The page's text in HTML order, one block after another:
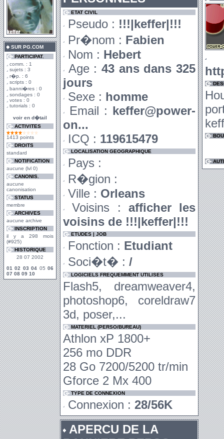
SUR PG.COM
PARTICIPAT.
comm. : 1
sujets : 3
r�p. : 6
scripts : 0
banni�res : 0
sondages : 0
votes : 0
tutorials : 0
voir en d�tail
ACTIVITES
1413 points
DROITS
standard
NOTIFICATION
aucune (lvl 0)
CANONIS.
aucune
canonisation
STATUS
membre
ARCHIVES
aucune archive
INSCRIPTION
il y a 298 mois
(#925)
HISTORIQUE
28 07 2002
01 02 03 04 0506
07 08 09 10
ETAT CIVIL
Pseudo : !!!|keffer|!!!
Pr�nom : Fabien
Nom : Hebert
Age : 43 ans dans 325
jours
Sexe : homme
Email : keffer@power-
on...
ICQ : 119615479
LOCALISATION GEOGRAPHIQUE
Pays :
R�gion :
Ville : Orleans
Voisins : afficher les
voisins de !!!|keffer|!!!
ETUDES | JOB
Fonction : Etudiant
Soci�t� : /
LOGICIELS FREQUEMMENT UTILISES
Flash5, dreamweaver4,
photoshop6, coreldraw7
3d, poser,...
MATERIEL (PERSO/BUREAU)
Athlon xP 1800+
256 mo DDR
28 Go 7200/5200 tr/min
Gforce 2 Mx 400
TYPE DE CONNEXION
Connexion : 28/56K
APERCU DE LA